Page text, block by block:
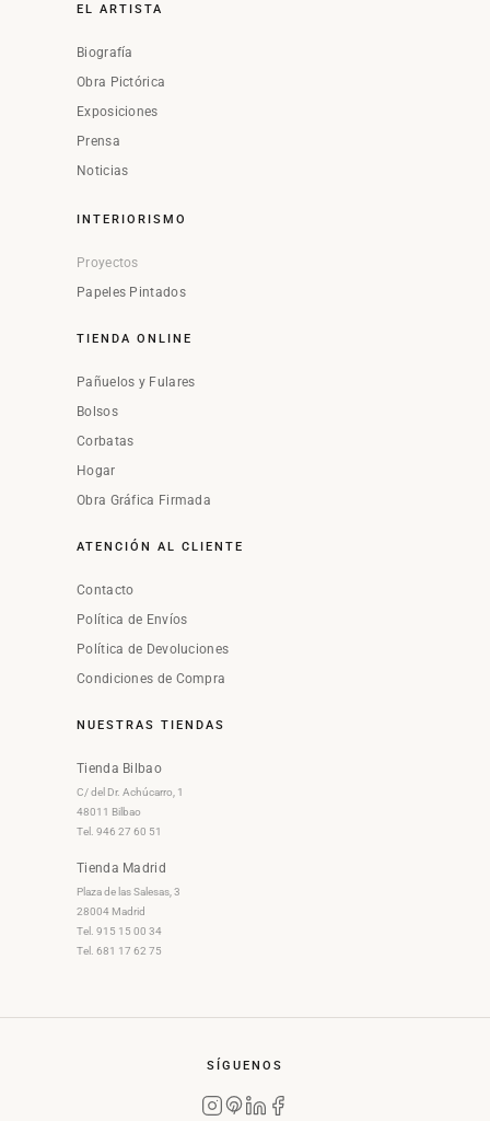
EL ARTISTA
Biografía
Obra Pictórica
Exposiciones
Prensa
Noticias
INTERIORISMO
Proyectos
Papeles Pintados
TIENDA ONLINE
Pañuelos y Fulares
Bolsos
Corbatas
Hogar
Obra Gráfica Firmada
ATENCIÓN AL CLIENTE
Contacto
Política de Envíos
Política de Devoluciones
Condiciones de Compra
NUESTRAS TIENDAS
Tienda Bilbao
C/ del Dr. Achúcarro, 1
48011 Bilbao
Tel. 946 27 60 51
Tienda Madrid
Plaza de las Salesas, 3
28004 Madrid
Tel. 915 15 00 34
Tel. 681 17 62 75
SÍGUENOS